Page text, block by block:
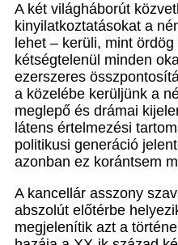
A két világháborút
kinyilatkoztatásokat a
lehet – kerüli, mint
kétségtelenül minden
ezerszeres
a közelébe kerüljünk a
meglepő és drámai
látens értelmezési
politikusi generáció
azonban ez korántsem
A kancellár asszony
abszolút előtérbe
megjelenítik azt a